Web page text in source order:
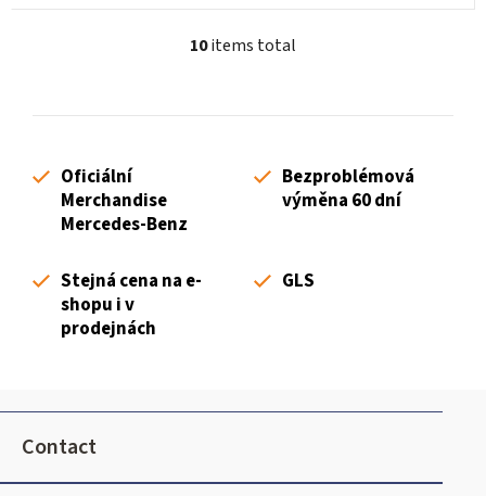
L
s
s
10items total
Oficiální
Merchandise
Mercedes-Benz
Bezproblémová
výměna 60 dní
Stejná cena na e-
shopu i v
prodejnách
GLS
F
o
Contact